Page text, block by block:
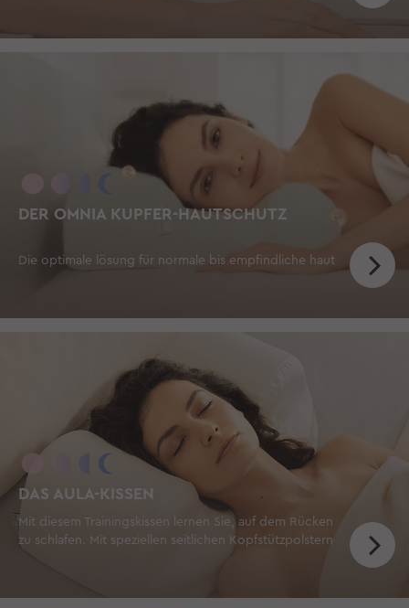
DER OMNIA KUPFER-HAUTSCHUTZ
Die optimale lösung für normale bis empfindliche haut
DAS AULA-KISSEN
Mit diesem Trainingskissen lernen Sie, auf dem Rücken
zu schlafen. Mit speziellen seitlichen Kopfstützpolstern